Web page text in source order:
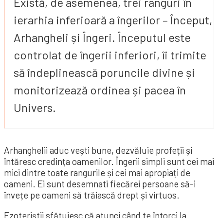
ierarhia inferioară a îngerilor – Început,
Arhangheli și Îngeri. Începutul este
controlat de îngerii inferiori, îi trimite
să îndeplinească poruncile divine și
monitorizează ordinea și pacea în
Univers.
Arhanghelii aduc vești bune, dezvăluie profeții și
întăresc credința oamenilor. Îngerii simpli sunt cei mai
mici dintre toate rangurile și cei mai apropiați de
oameni. Ei sunt desemnati fiecărei persoane să-i
învețe pe oameni să trăiască drept și virtuos.
Ezoteriştii sfătuiesc că atunci când te întorci la